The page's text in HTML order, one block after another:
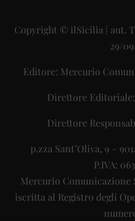
Copyright © ilSicilia | aut.
29/
Editore: Mercurio
Direttore
Direttore
p.zza Sant’Oliva, 9 –
P.IVA:
Mercurio Comunicazione
iscritta al Registro degli